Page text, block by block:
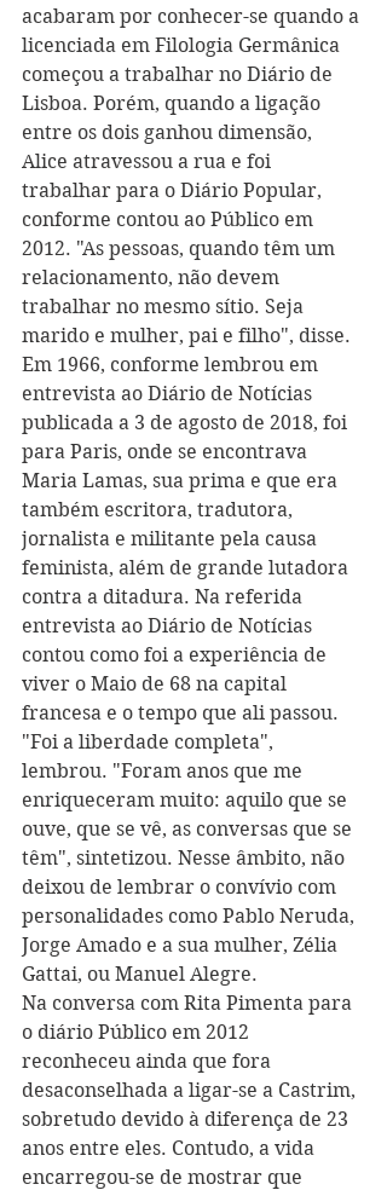
acabaram por conhecer-se quando a
licenciada em Filologia Germânica
começou a trabalhar no Diário de
Lisboa. Porém, quando a ligação
entre os dois ganhou dimensão,
Alice atravessou a rua e foi
trabalhar para o Diário Popular,
conforme contou ao Público em
2012. "As pessoas, quando têm um
relacionamento, não devem
trabalhar no mesmo sítio. Seja
marido e mulher, pai e filho", disse.
Em 1966, conforme lembrou em
entrevista ao Diário de Notícias
publicada a 3 de agosto de 2018, foi
para Paris, onde se encontrava
Maria Lamas, sua prima e que era
também escritora, tradutora,
jornalista e militante pela causa
feminista, além de grande lutadora
contra a ditadura. Na referida
entrevista ao Diário de Notícias
contou como foi a experiência de
viver o Maio de 68 na capital
francesa e o tempo que ali passou.
"Foi a liberdade completa",
lembrou. "Foram anos que me
enriqueceram muito: aquilo que se
ouve, que se vê, as conversas que se
têm", sintetizou. Nesse âmbito, não
deixou de lembrar o convívio com
personalidades como Pablo Neruda,
Jorge Amado e a sua mulher, Zélia
Gattai, ou Manuel Alegre.
Na conversa com Rita Pimenta para
o diário Público em 2012
reconheceu ainda que fora
desaconselhada a ligar-se a Castrim,
sobretudo devido à diferença de 23
anos entre eles. Contudo, a vida
encarregou-se de mostrar que